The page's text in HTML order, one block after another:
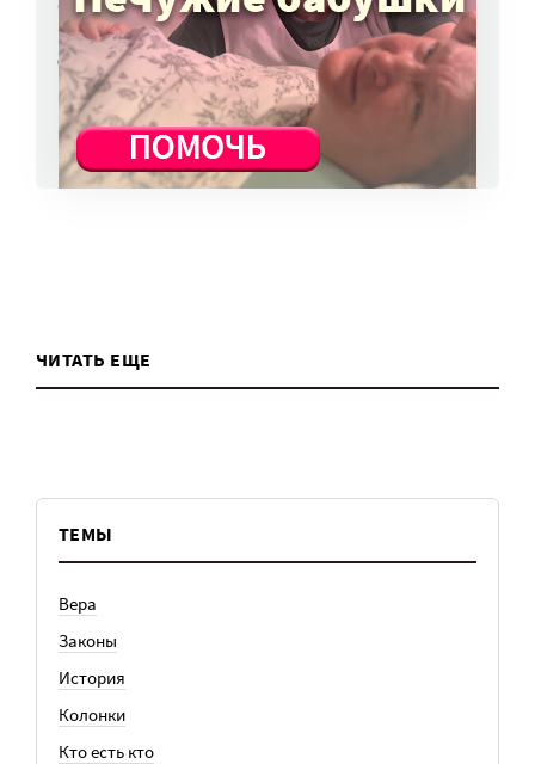
в Переславле-Залесском
6 авг, 16:03
ВСЕ НОВОСТИ
ЧИТАТЬ ЕЩЕ
ТЕМЫ
Вера
Законы
История
Колонки
Кто есть кто